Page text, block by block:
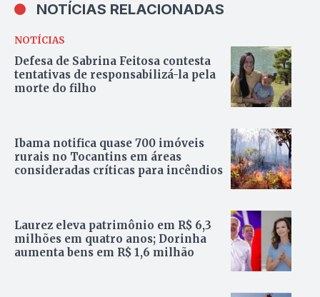
NOTÍCIAS RELACIONADAS
NOTÍCIAS
Defesa de Sabrina Feitosa contesta
tentativas de responsabilizá-la pela
morte do filho
Ibama notifica quase 700 imóveis
rurais no Tocantins em áreas
consideradas críticas para incêndios
Laurez eleva patrimônio em R$ 6,3
milhões em quatro anos; Dorinha
aumenta bens em R$ 1,6 milhão